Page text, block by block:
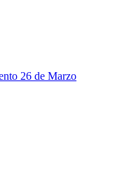
26 de Marzo